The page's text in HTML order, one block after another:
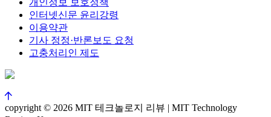
인터넷신문 윤리강령
이용약관
기사 정정·반론보도 요청
고충처리인 제도
copyright © 2026 MIT 테크놀로지 리뷰 | MIT Technology